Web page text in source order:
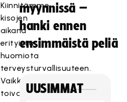
Kiinnitämme
kisojen
aikana
erityistä
huomiota
terveysturvallisuuteen.
Vaikka
toivommekin,
myynnissä –
hanki ennen
ensimmäistä peliä
UUSIMMAT